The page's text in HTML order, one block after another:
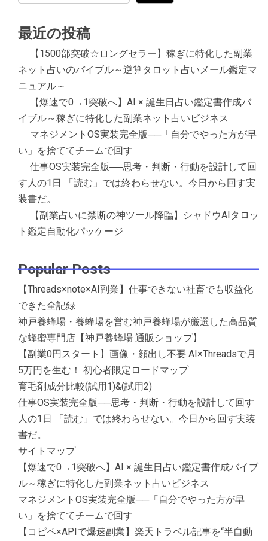
最近の投稿
【1500部突破☆ロングセラー】稼ぎに特化した副業
ネット占いのバイブル～逆算タロット占いメール鑑定マ
ニュアル～
【爆速で0→1突破へ】AI × 誕生日占い鑑定書作成バ
イブル～稼ぎに特化した副業ネット占いビジネス
マネジメントOS実装完全版──「自分でやった方が早
い」を捨ててチームで回す
仕事OS実装完全版──思考・判断・行動を設計して回
す人の1日 「読む」では終わらせない。今日から回す実
装書だ。
【副業占いに禁断の神ツール降臨】シャドウAIタロッ
ト鑑定自動化パッケージ
Popular Posts
【Threads×note×AI副業】仕事できない社畜でも収益化
できた全記録
神戸養蜂場・養蜂場を営む神戸養蜂場が厳選した高品質
な蜂蜜専門店【神戸養蜂場 通販ショップ】
【副業0円スタート】画像・顔出し不要 AI×Threadsで月
5万円を生む！ 初心者限定ロードマップ
育毛剤成分比較(試用1)&(試用2)
仕事OS実装完全版──思考・判断・行動を設計して回す
人の1日 「読む」では終わらせない。今日から回す実装
書だ。
サイトマップ
【爆速で0→1突破へ】AI × 誕生日占い鑑定書作成バイブ
ル～稼ぎに特化した副業ネット占いビジネス
マネジメントOS実装完全版──「自分でやった方が早
い」を捨ててチームで回す
【コピペ×APIで爆速副業】楽天トラベル記事を“半自動